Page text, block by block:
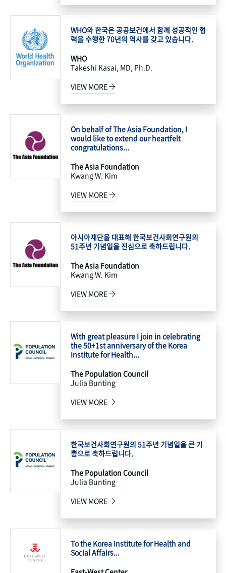
WHO와 한국은 공공보건에서 함께 성공적인 협
력을 수행한 70년의 역사를 갖고 있습니다.
WHO
Takeshi Kasai, MD, Ph.D.
VIEW MORE
On behalf of The Asia Foundation, I
would like to extend our heartfelt
congratulations...
The Asia Foundation
Kwang W. Kim
VIEW MORE
아시아재단을 대표해 한국보건사회연구원의
51주년 기념일을 진심으로 축하드립니다.
The Asia Foundation
Kwang W. Kim
VIEW MORE
With great pleasure I join in celebrating
the 50+1st anniversary of the Korea
Institute for Health...
The Population Council
Julia Bunting
VIEW MORE
한국보건사회연구원의 51주년 기념일을 큰 기
쁨으로 축하드립니다.
The Population Council
Julia Bunting
VIEW MORE
To the Korea Institute for Health and
Social Affairs...